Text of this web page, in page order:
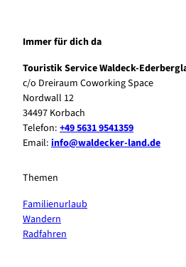
Immer für dich da
Touristik Service Waldeck-
c/o Dreiraum Coworking Space
Nordwall 12
34497 Korbach
Telefon: +49 5631 9541359
Email: info@waldecker-land.de
Themen
Familienurlaub
Wandern
Radfahren